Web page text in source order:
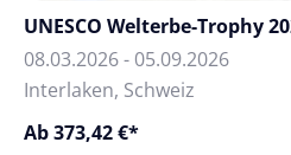
UNESCO Welterbe-Trophy
08.03.2026 - 05.09.2026
Interlaken, Schweiz
Ab 373,42 €*